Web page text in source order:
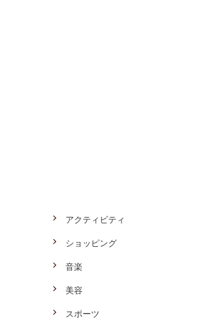
アクティビティ
ショッピング
音楽
美容
スポーツ